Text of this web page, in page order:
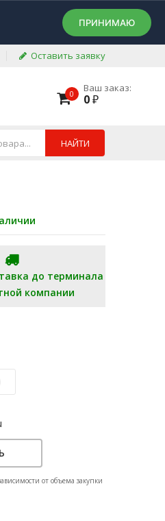
ПРИНИМАЮ
Оставить заявку
0 Ваш заказ:
0₽
НАЙТИ
до терминала
компании
от объема закупки